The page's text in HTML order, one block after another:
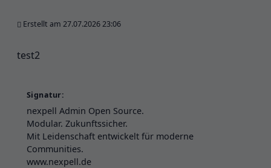
Erstellt am 27.07.2026 23:06
test2
Signatur:
nexpell Admin Open Source.
Modular. Zukunftssicher.
Mit Leidenschaft entwickelt für moderne
Communities.
www.nexpell.de